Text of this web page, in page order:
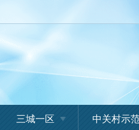
三城一区 中关村示